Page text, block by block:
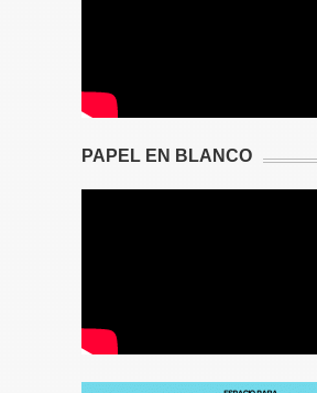
PAPEL EN BLANCO